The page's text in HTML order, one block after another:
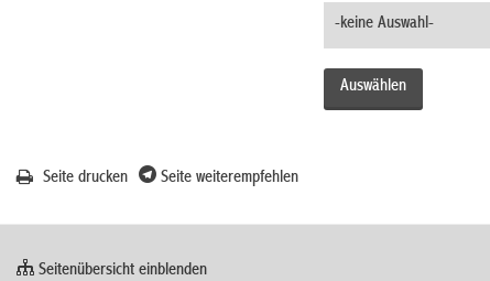
Seite drucken Seite weiterempfehlen
Seitenübersicht einblenden